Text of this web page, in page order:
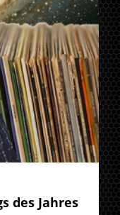
des Jahres